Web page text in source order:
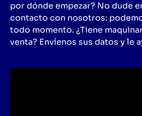
por dónde empezar? No dude
contacto con nosotros:
todo momento. ¿Tiene
venta? Envíenos sus datos y le